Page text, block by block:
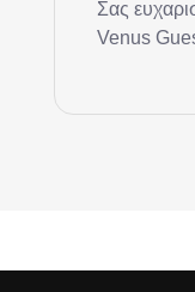
Σας
Venus